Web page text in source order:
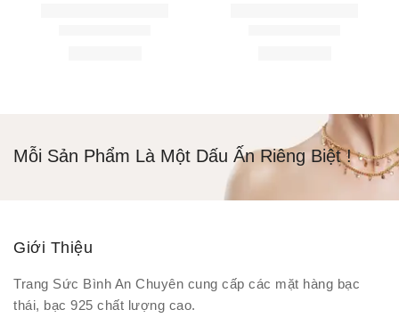
Mỗi Sản Phẩm Là Một Dấu Ấn Riêng Biệt !
Giới Thiệu
Trang Sức Bình An Chuyên cung cấp các mặt hàng bạc
thái, bạc 925 chất lượng cao.